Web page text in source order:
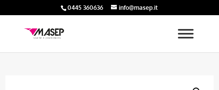
0445 360636 info@masep.it